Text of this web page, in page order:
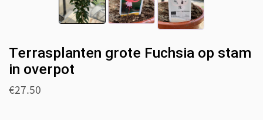
Terrasplanten grote Fuchsia op stam
in overpot
€27.50